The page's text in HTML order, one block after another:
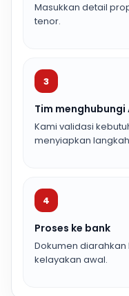
Masukkan detail
tenor.
3
Tim menghubungi
Kami validasi
menyiapkan
4
Proses ke bank
Dokumen
kelayakan awal.